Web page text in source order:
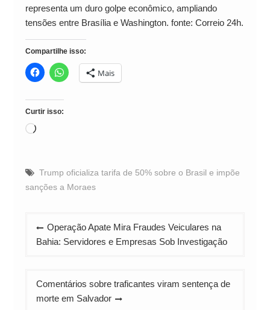
representa um duro golpe econômico, ampliando
tensões entre Brasília e Washington. fonte: Correio 24h.
Compartilhe isso:
Mais
Curtir isso:
Carregando...
Trump oficializa tarifa de 50% sobre o Brasil e impõe
sanções a Moraes
Navegação
de
Operação Apate Mira Fraudes Veiculares na
Bahia: Servidores e Empresas Sob Investigação
Comentários sobre traficantes viram sentença de
morte em Salvador